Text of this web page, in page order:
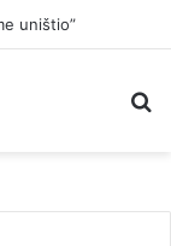
uništio”